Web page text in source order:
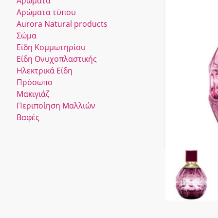
Αρώματα τύπου
Αurora Νatural products
Σώμα
Είδη Κομμωτηρίου
Είδη Ονυχοπλαστικής
Ηλεκτρικά Είδη
Πρόσωπο
Μακιγιάζ
Περιποίηση Μαλλιών
Βαφές